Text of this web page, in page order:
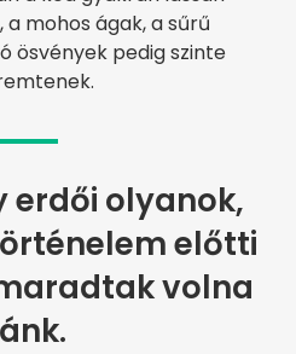
mohos ágak, a sűrű
ösvények pedig szinte
erdői olyanok,
előtti
volna